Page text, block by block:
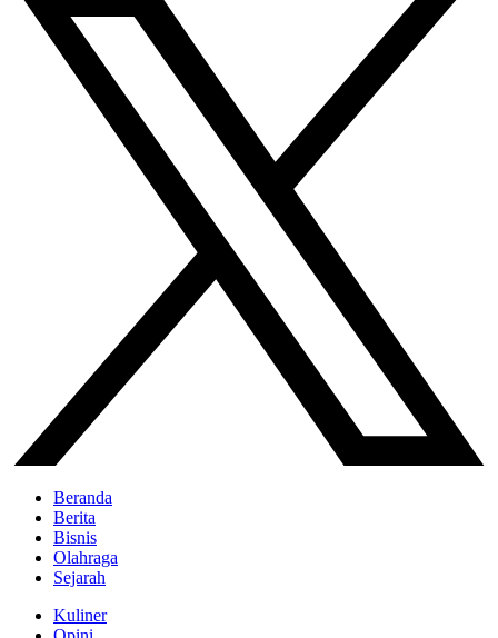
Beranda
Berita
Bisnis
Olahraga
Sejarah
Kuliner